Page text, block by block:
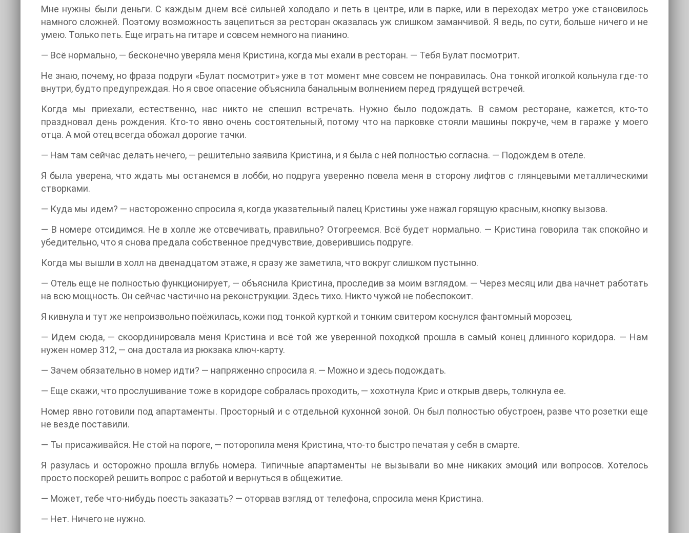
Мне нужны были деньги. С каждым днем всё сильней холодало и петь в центре, или в парке, или в переходах метро уже становилось
намного сложней. Поэтому возможность зацепиться за ресторан оказалась уж слишком заманчивой. Я ведь, по сути, больше ничего и не
умею. Только петь. Еще играть на гитаре и совсем немного на пианино.
— Всё нормально, — бесконечно уверяла меня Кристина, когда мы ехали в ресторан. — Тебя Булат посмотрит.
Не знаю, почему, но фраза подруги «Булат посмотрит» уже в тот момент мне совсем не понравилась. Она тонкой иголкой кольнула где-то
внутри, будто предупреждая. Но я свое опасение объяснила банальным волнением перед грядущей встречей.
Когда мы приехали, естественно, нас никто не спешил встречать. Нужно было подождать. В самом ресторане, кажется, кто-то
праздновал день рождения. Кто-то явно очень состоятельный, потому что на парковке стояли машины покруче, чем в гараже у моего
отца. А мой отец всегда обожал дорогие тачки.
— Нам там сейчас делать нечего, — решительно заявила Кристина, и я была с ней полностью согласна. — Подождем в отеле.
Я была уверена, что ждать мы останемся в лобби, но подруга уверенно повела меня в сторону лифтов с глянцевыми металлическими
створками.
— Куда мы идем? — настороженно спросила я, когда указательный палец Кристины уже нажал горящую красным, кнопку вызова.
— В номере отсидимся. Не в холле же отсвечивать, правильно? Отогреемся. Всё будет нормально. — Кристина говорила так спокойно и
убедительно, что я снова предала собственное предчувствие, доверившись подруге.
Когда мы вышли в холл на двенадцатом этаже, я сразу же заметила, что вокруг слишком пустынно.
— Отель еще не полностью функционирует, — объяснила Кристина, проследив за моим взглядом. — Через месяц или два начнет работать
на всю мощность. Он сейчас частично на реконструкции. Здесь тихо. Никто чужой не побеспокоит.
Я кивнула и тут же непроизвольно поёжилась, кожи под тонкой курткой и тонким свитером коснулся фантомный морозец.
— Идем сюда, — скоординировала меня Кристина и всё той же уверенной походкой прошла в самый конец длинного коридора. — Нам
нужен номер 312, — она достала из рюкзака ключ-карту.
— Зачем обязательно в номер идти? — напряженно спросила я. — Можно и здесь подождать.
— Еще скажи, что прослушивание тоже в коридоре собралась проходить, — хохотнула Крис и открыв дверь, толкнула ее.
Номер явно готовили под апартаменты. Просторный и с отдельной кухонной зоной. Он был полностью обустроен, разве что розетки еще
не везде поставили.
— Ты присаживайся. Не стой на пороге, — поторопила меня Кристина, что-то быстро печатая у себя в смарте.
Я разулась и осторожно прошла вглубь номера. Типичные апартаменты не вызывали во мне никаких эмоций или вопросов. Хотелось
просто поскорей решить вопрос с работой и вернуться в общежитие.
— Может, тебе что-нибудь поесть заказать? — оторвав взгляд от телефона, спросила меня Кристина.
— Нет. Ничего не нужно.